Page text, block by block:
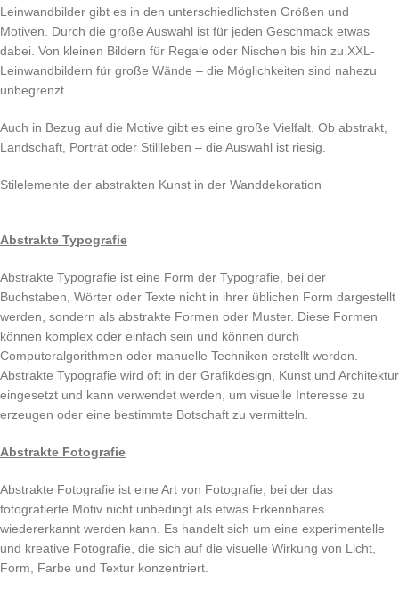
Leinwandbilder gibt es in den unterschiedlichsten Größen und
Motiven. Durch die große Auswahl ist für jeden Geschmack etwas
dabei. Von kleinen Bildern für Regale oder Nischen bis hin zu XXL-
Leinwandbildern für große Wände – die Möglichkeiten sind nahezu
unbegrenzt.
Auch in Bezug auf die Motive gibt es eine große Vielfalt. Ob abstrakt,
Landschaft, Porträt oder Stillleben – die Auswahl ist riesig.
Stilelemente der abstrakten Kunst in der Wanddekoration
Abstrakte Typografie
Abstrakte Typografie ist eine Form der Typografie, bei der
Buchstaben, Wörter oder Texte nicht in ihrer üblichen Form dargestellt
werden, sondern als abstrakte Formen oder Muster. Diese Formen
können komplex oder einfach sein und können durch
Computeralgorithmen oder manuelle Techniken erstellt werden.
Abstrakte Typografie wird oft in der Grafikdesign, Kunst und Architektur
eingesetzt und kann verwendet werden, um visuelle Interesse zu
erzeugen oder eine bestimmte Botschaft zu vermitteln.
Abstrakte Fotografie
Abstrakte Fotografie ist eine Art von Fotografie, bei der das
fotografierte Motiv nicht unbedingt als etwas Erkennbares
wiedererkannt werden kann. Es handelt sich um eine experimentelle
und kreative Fotografie, die sich auf die visuelle Wirkung von Licht,
Form, Farbe und Textur konzentriert.